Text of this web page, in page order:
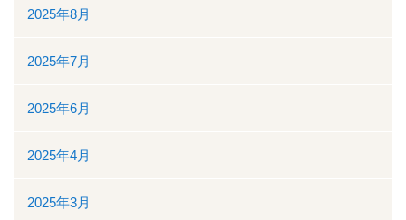
消化器センター
透析室
看護部
検査部
薬剤部
2025年8月
2025年7月
2025年6月
2025年4月
2025年3月